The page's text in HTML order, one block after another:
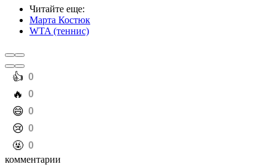
Читайте еще:
Марта Костюк
WTA (теннис)
️👍 0
️🔥 0
️😄 0
️😢 0
️🤬 0
комментарии